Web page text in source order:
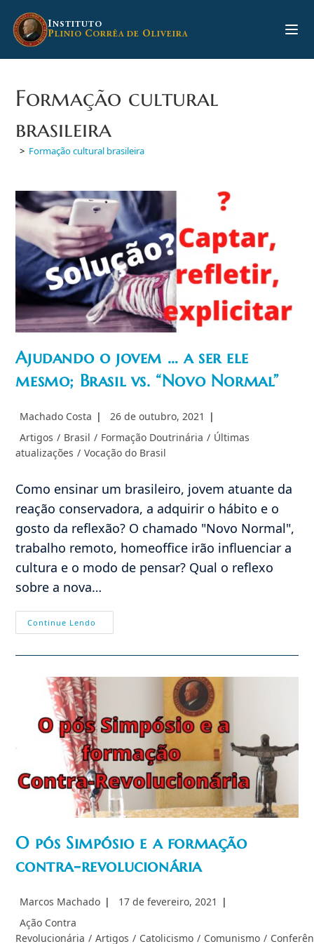
para
INSTITUTO
PLINIO CORRÊA DE OLIVEIRA
Formação cultural
brasileira
> Formação cultural brasileira
Ajudando o jovem … a ser ele
mesmo; Brasil vs. “Novo Normal”
Autor
post:
Machado Costa
Post
26 de outubro, 2021
Categoria
do
Artigos / Brasil / Formação Doutrinária / Últimas
atualizações / Vocação do Brasil
Como ensinar um brasileiro, jovem atuante da
reação conservadora, a adquirir o hábito e o
gosto da reflexão? O chamado "Novo Normal",
trabalho remoto, homeoffice irão influenciar a
cultura e o modo de pensar? Qual o reflexo
sobre a nova…
Continue Lendo
O
Ele
Mesmo;
Vs.
“Novo
Normal”
O pós Simpósio e a formação
contra-revolucionária
Autor
post:
Marcos Machado
Post
17 de fevereiro, 2021
Categoria
do
Ação Contra
Revolucionária / Artigos / Catolicismo / Comunismo /